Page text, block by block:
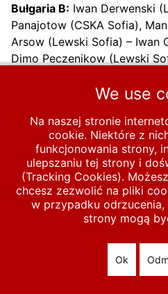
Bułgaria B: Iwan Derwenski
Panajotow (CSKA Sofia),
Arsow (Lewski Sofia) – Iwan
Dimo Peczenikow (Lewski
(Lewski Sofia), Christo Iljew
Poprzednia strona: 1957-10-13
Poprzednia
Start MECZE Polska B
1957-9-29 Polska B –
© 2026 polska-pilka.pl|Tanie
We use
Na naszej stronie
cookie. Niektóre z
funkcjonowania strony,
ulepszaniu tej strony i
(Tracking Cookies).
chcesz zezwolić na pliki
w przypadku
strony mogą
Ok